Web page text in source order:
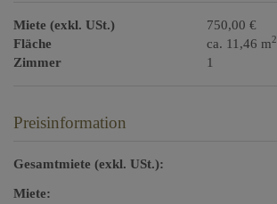
Miete (exkl. USt.)
750,00 €
Fläche
ca. 11,46 m2
Zimmer 1
Preisinformation
Gesamtmiete (exkl. USt.):
Miete: